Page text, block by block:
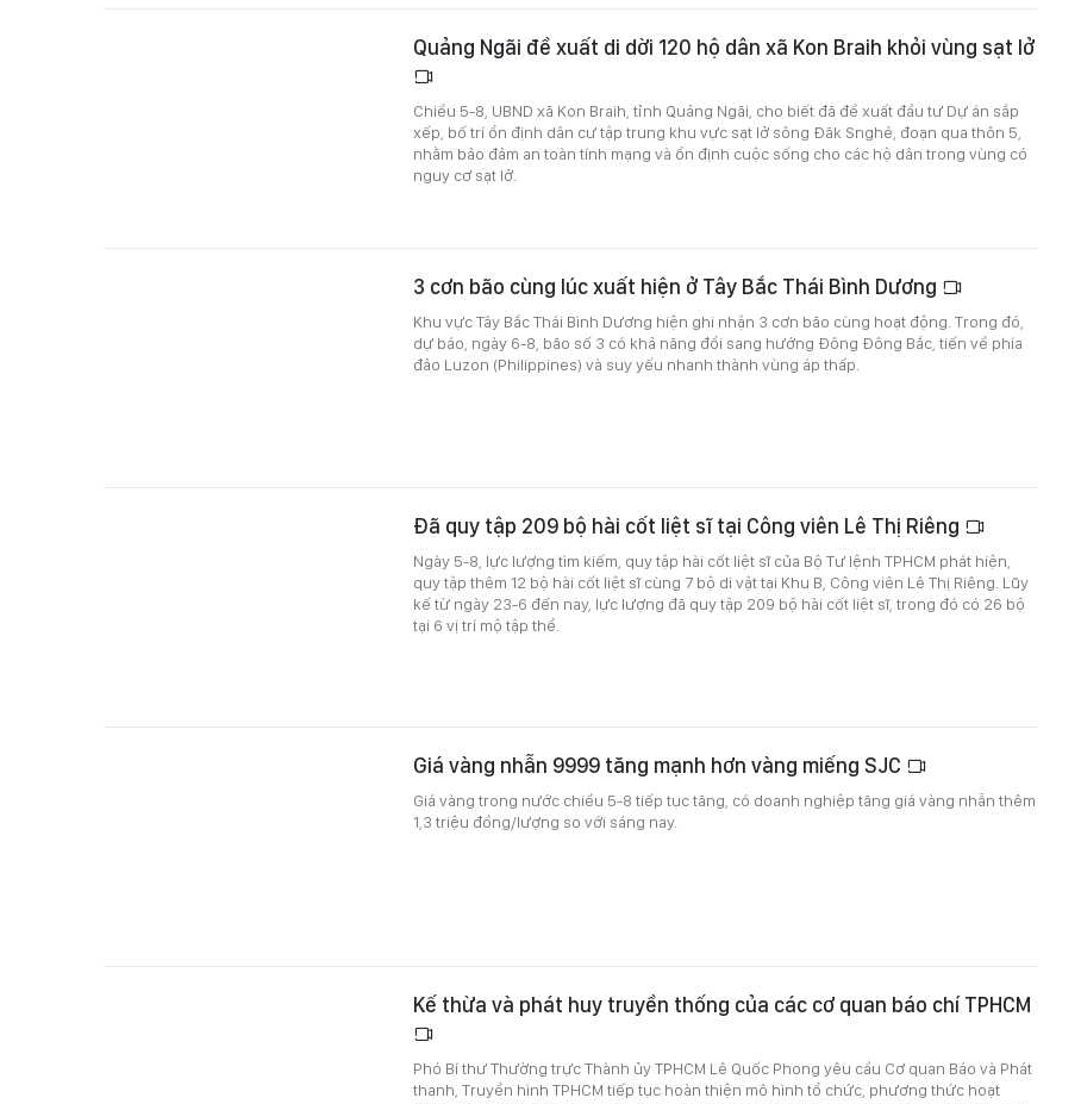
Quảng Ngãi đề xuất di dời 120 hộ dân xã Kon Braih khỏi vùng sạt lở
Chiều 5-8, UBND xã Kon Braih, tỉnh Quảng Ngãi, cho biết đã đề xuất đầu tư Dự án sắp
xếp, bố trí ổn định dân cư tập trung khu vực sạt lở sông Đăk Snghé, đoạn qua thôn 5,
nhằm bảo đảm an toàn tính mạng và ổn định cuộc sống cho các hộ dân trong vùng có
nguy cơ sạt lở.
3 cơn bão cùng lúc xuất hiện ở Tây Bắc Thái Bình Dương
Khu vực Tây Bắc Thái Bình Dương hiện ghi nhận 3 cơn bão cùng hoạt động. Trong đó,
dự báo, ngày 6-8, bão số 3 có khả năng đổi sang hướng Đông Đông Bắc, tiến về phía
đảo Luzon (Philippines) và suy yếu nhanh thành vùng áp thấp.
Đã quy tập 209 bộ hài cốt liệt sĩ tại Công viên Lê Thị Riêng
Ngày 5-8, lực lượng tìm kiếm, quy tập hài cốt liệt sĩ của Bộ Tư lệnh TPHCM phát hiện,
quy tập thêm 12 bộ hài cốt liệt sĩ cùng 7 bộ di vật tại Khu B, Công viên Lê Thị Riêng. Lũy
kế từ ngày 23-6 đến nay, lực lượng đã quy tập 209 bộ hài cốt liệt sĩ, trong đó có 26 bộ
tại 6 vị trí mộ tập thể.
Giá vàng nhẫn 9999 tăng mạnh hơn vàng miếng SJC
Giá vàng trong nước chiều 5-8 tiếp tục tăng, có doanh nghiệp tăng giá vàng nhẫn thêm
1,3 triệu đồng/lượng so với sáng nay.
Kế thừa và phát huy truyền thống của các cơ quan báo chí TPHCM
Phó Bí thư Thường trực Thành ủy TPHCM Lê Quốc Phong yêu cầu Cơ quan Báo và Phát
thanh, Truyền hình TPHCM tiếp tục hoàn thiện mô hình tổ chức, phương thức hoạt